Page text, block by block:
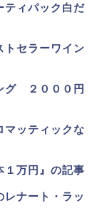
ィパック白だ
セラーワイン
グ ２０００円
ッティックな
万円』の記事
ナート・ラッ